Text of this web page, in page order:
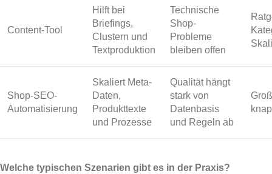
Content-Tool
Hilft bei
Briefings,
Clustern und
Textproduktion
Technische
Shop-
Probleme
bleiben offen
Shop-SEO-
Automatisierung
Skaliert Meta-
Daten,
Produkttexte
und Prozesse
Qualität hängt
stark von
Datenbasis
und Regeln ab
Welche typischen Szenarien gibt es in der Praxis?